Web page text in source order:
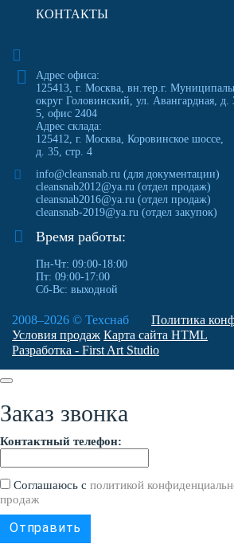
КОНТАКТЫ
Адрес офиса:
125413, г. Москва, вн.тер.г.
округ Головинский, ул. Авангардная, д.
5, офис 2404
Адрес склада:
125412, г. Москва, Коровинское шоссе,
д. 35, стр. 4
info@cleansnab.ru (для документации)
cleansnab2012@ya.ru (отдел продаж)
cleansnab2016@ya.ru (отдел продаж)
cleansnab-2019@ya.ru (отдел закупок)
Время работы:
Пн-Чт: 09:00-18:00
Пт: 09:00-17:00
Сб-Вс: выходной
2008–2026 © Техснаб
Политика
Условия продаж Карта сайта HTML
Разработка - First Art Studio
Заказ звонка
Контактный телефон:
Соглашаюсь с политикой
продаж